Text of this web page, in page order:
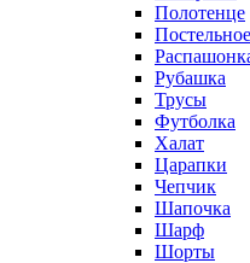
Полотенце
Рубашка
Трусы
Футболка
Халат
Царапки
Чепчик
Шапочка
Шарф
Шорты